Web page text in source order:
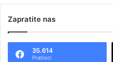
Zapratite nas
35.614
Pratioci